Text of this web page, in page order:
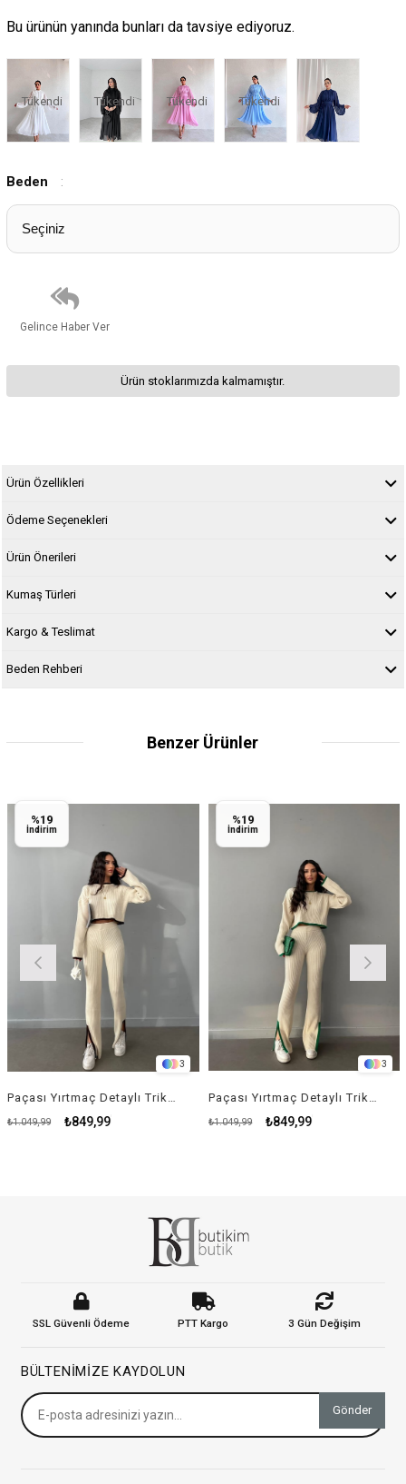
Bu ürünün yanında bunları da tavsiye ediyoruz.
Tükendi Tükendi Tükendi Tükendi
Beden :
Gelince Haber Ver
Ürün stoklarımızda kalmamıştır.
Ürün Özellikleri
Ödeme Seçenekleri
Ürün Önerileri
Kumaş Türleri
Kargo & Teslimat
Beden Rehberi
Benzer Ürünler
3
Paçası Yırtmaç Detaylı Triko Takım - KREM RENK
₺849,99
%19
İndirim
3
Paçası Yırtmaç Detaylı Triko Takım - YEŞİL
₺849,99
₺1.049,99
%19
İndirim
SSL Güvenli Ödeme PTT Kargo 3 Gün Değişim
BÜLTENIMIZE KAYDOLUN
Gönder